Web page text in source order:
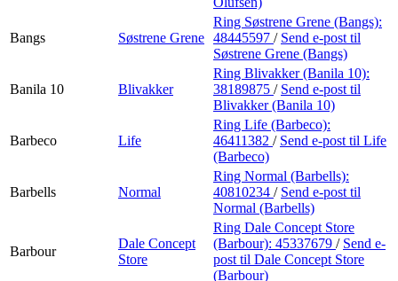
Bangs Søstrene Grene
Ring Søstrene Grene (Bangs):
48445597 / Send e-post til
Søstrene Grene (Bangs)
Banila 10 Blivakker
Ring Blivakker (Banila 10):
38189875 / Send e-post til
Blivakker (Banila 10)
Barbeco Life
Ring Life (Barbeco):
46411382 / Send e-post til Life
(Barbeco)
Barbells Normal
Ring Normal (Barbells):
40810234 / Send e-post til
Normal (Barbells)
Barbour
Dale Concept
Store
Ring Dale Concept Store
(Barbour): 45337679 / Send e-
post til Dale Concept Store
(Barbour)